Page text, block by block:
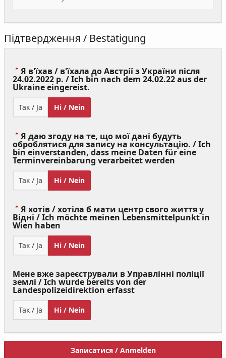
Підтвердження / Bestätigung
Я в'їхав / в'їхала до Австрії з України після
24.02.2022 р. / Ich bin nach dem 24.02.22 aus der
Ukraine eingereist.
Required)
Так / Ja Ні / Nein
Я даю згоду на те, що мої дані будуть
оброблятися для запису на консультацію. / Ich
bin einverstanden, dass meine Daten für eine
Terminvereinbarung verarbeitet werden
Так / Ja Ні / Nein
Я хотів / хотіла б мати центр свого життя у
Відні / Ich möchte meinen Lebensmittelpunkt in
Wien haben
Required)
Так / Ja Ні / Nein
Мене вже зареєстрували в Управлінні поліції
землі / Ich wurde bereits von der
Landespolizeidirektion erfasst
Так / Ja Ні / Nein
Записатися / Anmelden